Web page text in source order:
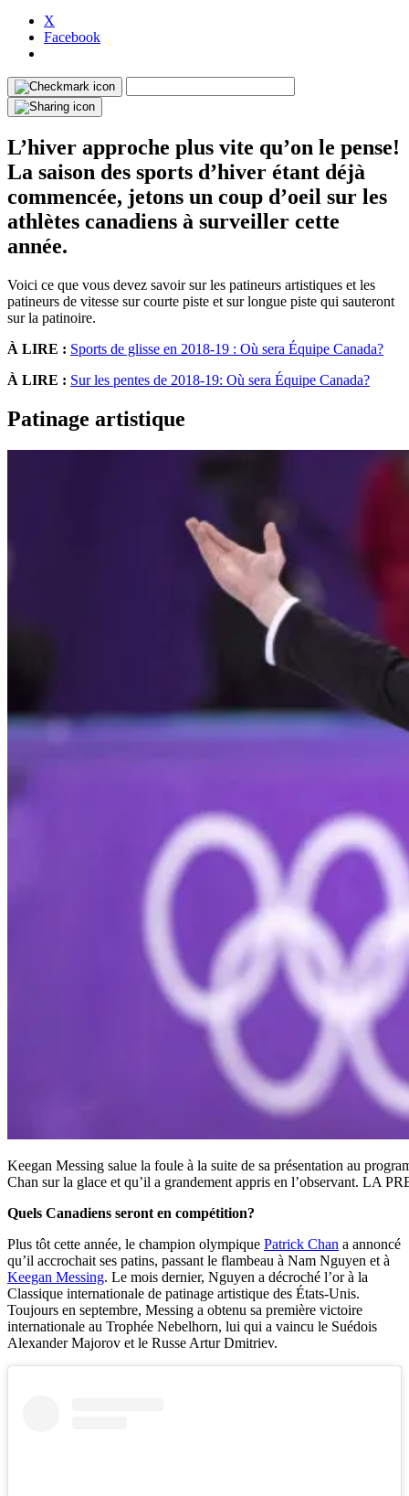
X
Facebook
L’hiver approche plus vite qu’on le pense!
La saison des sports d’hiver étant déjà
commencée, jetons un coup d’oeil sur les
athlètes canadiens à surveiller cette
année.
Voici ce que vous devez savoir sur les patineurs artistiques et les
patineurs de vitesse sur courte piste et sur longue piste qui sauteront
sur la patinoire.
À LIRE : Sports de glisse en 2018-19 : Où sera Équipe Canada?
À LIRE : Surles pentes de 2018-19: Où sera Équipe Canada?
Patinage artistique
Keegan Messing salue la foule à la suite de sa présentation au
Chan sur la glace et qu’il a grandement appris en l’observant. LA
Quels Canadiens seront en compétition?
Plus tôt cette année, le champion olympique Patrick Chan a annoncé
qu’il accrochait ses patins, passant le flambeau à Nam Nguyen et à
Keegan Messing. Le mois dernier, Nguyen a décroché l’or à la
Classique internationale de patinage artistique des États-Unis.
Toujours en septembre, Messing a obtenu sa première victoire
internationale au Trophée Nebelhorn, lui qui a vaincu le Suédois
Alexander Majorov et le Russe Artur Dmitriev.